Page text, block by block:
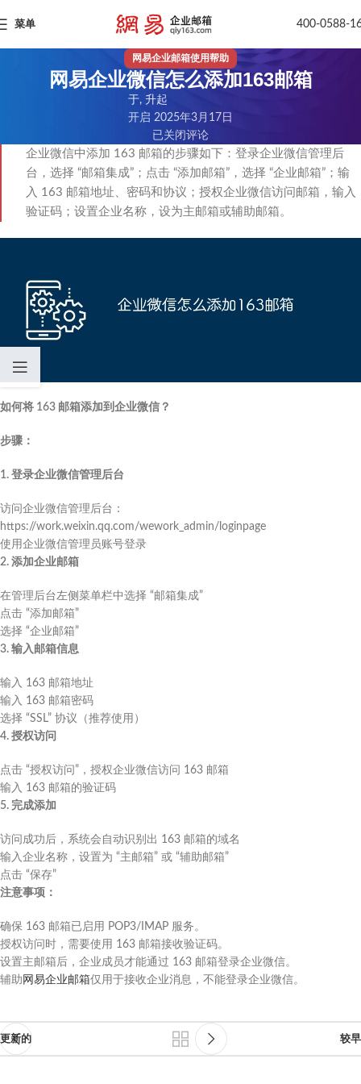
菜单 400-0588-
网易企业邮箱使用帮助
网易企业微信怎么添加163邮箱
于, 升起
开启 2025年3月17日
已关闭评论
企业微信中添加 163 邮箱的步骤如下：登录企业微信管理后
台，选择 “邮箱集成”；点击 “添加邮箱”，选择 “企业邮箱”；输
入 163 邮箱地址、密码和协议；授权企业微信访问邮箱，输入
验证码；设置企业名称，设为主邮箱或辅助邮箱。
如何将 163 邮箱添加到企业微信？
步骤：
1. 登录企业微信管理后台
访问企业微信管理后台：
https://work.weixin.qq.com/wework_admin/loginpage
使用企业微信管理员账号登录
2. 添加企业邮箱
在管理后台左侧菜单栏中选择 “邮箱集成”
点击 “添加邮箱”
选择 “企业邮箱”
3. 输入邮箱信息
输入 163 邮箱地址
输入 163 邮箱密码
选择 “SSL” 协议（推荐使用）
4. 授权访问
点击 “授权访问”，授权企业微信访问 163 邮箱
输入 163 邮箱的验证码
5. 完成添加
访问成功后，系统会自动识别出 163 邮箱的域名
输入企业名称，设置为 “主邮箱” 或 “辅助邮箱”
点击 “保存”
注意事项：
确保 163 邮箱已启用 POP3/IMAP 服务。
授权访问时，需要使用 163 邮箱接收验证码。
设置主邮箱后，企业成员才能通过 163 邮箱登录企业微信。
辅助 网易企业邮箱仅用于接收企业消息，不能登录企业微信。
更新的 较早